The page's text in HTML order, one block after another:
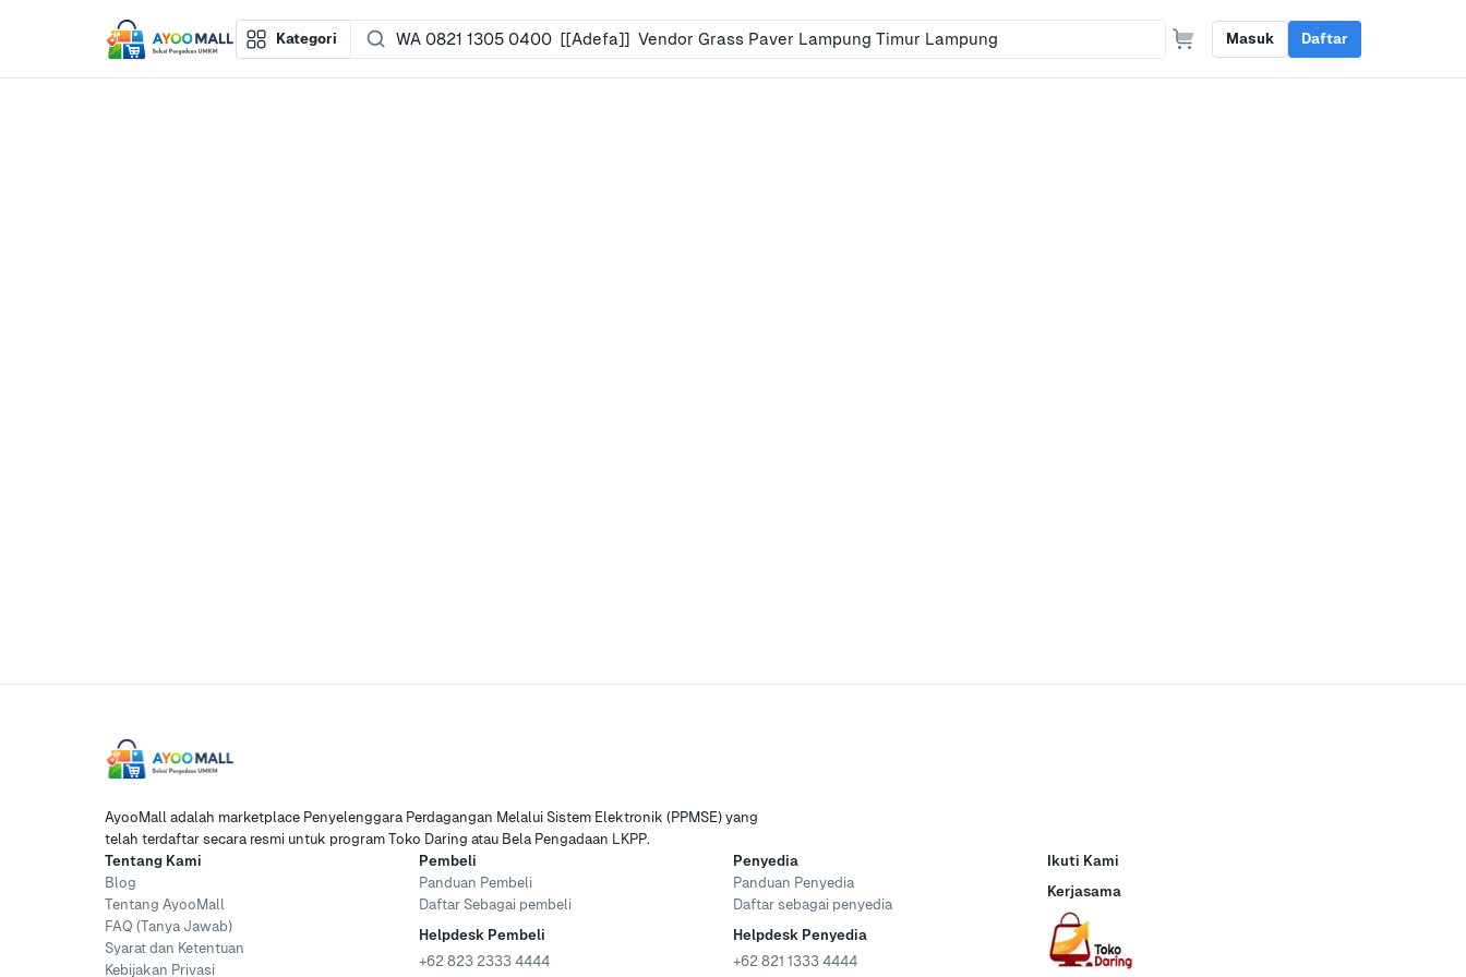
Kategori Masuk Daftar
AyooMall adalah marketplace Penyelenggara Perdagangan Melalui Sistem Elektronik (PPMSE) yang
telah terdaftar secara resmi untuk program Toko Daring atau Bela Pengadaan LKPP.
Tentang Kami
Blog
Tentang AyooMall
FAQ (Tanya Jawab)
Syarat dan Ketentuan
Kebijakan Privasi
Pembeli
Panduan Pembeli
Daftar Sebagai pembeli
Helpdesk Pembeli
+62 823 2333 4444
Penyedia
Panduan Penyedia
Daftar sebagai penyedia
Helpdesk Penyedia
+62 821 1333 4444
Ikuti Kami
Kerjasama